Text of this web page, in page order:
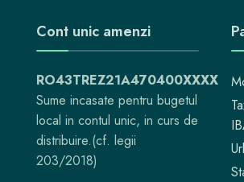
Cont unic amenzi
RO43TREZ21A470400XXXX
Sume incasate pentru bugetul
local in contul unic, in curs de
distribuire.(cf. legii
203/2018)